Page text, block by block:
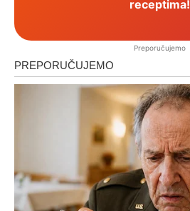
receptima!
Preporučujemo